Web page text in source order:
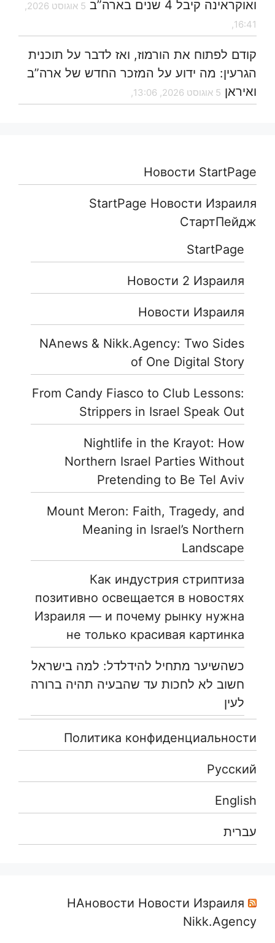
ואוקראינה קיבל 4 שנים בארה”ב
5 אוגוסט 2026,
16:41,
קודם לפתוח את הורמוז, ואז לדבר על תוכנית
הגרעין: מה ידוע על המזכר החדש של ארה”ב
ואיראן 5 אוגוסט 2026, 13:06,
Новости StartPage
StartPage Новости Израиля
СтартПейдж
StartPage
Новости 2 Израиля
Новости Израиля
NAnews & Nikk.Agency: Two Sides
of One Digital Story
From Candy Fiasco to Club Lessons:
Strippers in Israel Speak Out
Nightlife in the Krayot: How
Northern Israel Parties Without
Pretending to Be Tel Aviv
Mount Meron: Faith, Tragedy, and
Meaning in Israel’s Northern
Landscape
Как индустрия стриптиза
позитивно освещается в новостях
Израиля — и почему рынку нужна
не только красивая картинка
כשהשיער מתחיל להידלדל: למה בישראל
חשוב לא לחכות עד שהבעיה תהיה ברורה
לעין
Политика конфиденциальности
Русский
English
עברית
НАновости Новости Израиля
Nikk.Agency